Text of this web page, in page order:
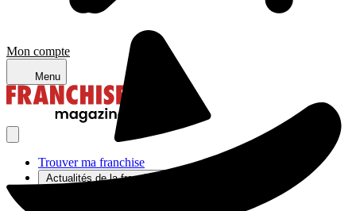
Mon compte
Menu
Trouver ma franchise
Actualités de la franchise